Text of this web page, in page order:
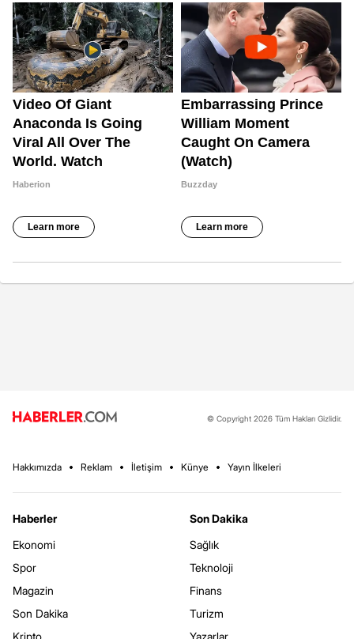
© Copyright 2026 Tüm Hakları Gizlidir.
Hakkımızda Reklam İletişim Künye Yayın İlkeleri
Haberler
Ekonomi
Spor
Magazin
Son Dakika
Son Dakika
Sağlık
Teknoloji
Finans
Turizm